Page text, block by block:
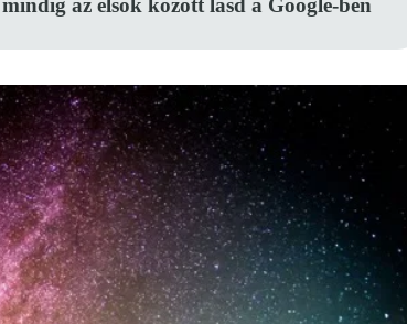
az elsők között lásd a Google-ben